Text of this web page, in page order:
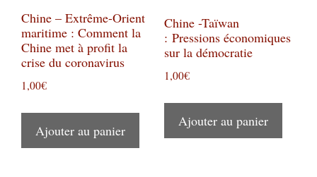
Chine – Extrême-Orient
maritime : Comment la
Chine met à profit la
crise du coronavirus
1,00€
Ajouter au panier
Chine -Taïwan
: Pressions économiques
sur la démocratie
1,00€
Ajouter au panier